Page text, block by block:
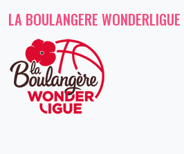
LA BOULANGERE WONDERLIGUE